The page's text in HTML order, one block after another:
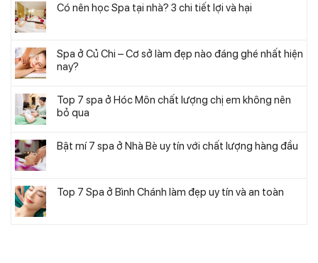
Có nên học Spa tại nhà? 3 chi tiết lợi và hại
Spa ở Củ Chi – Cơ sở làm đẹp nào đáng ghé nhất hiện
nay?
Top 7 spa ở Hóc Môn chất lượng chị em không nên
bỏ qua
Bật mí 7 spa ở Nhà Bè uy tín với chất lượng hàng đầu
Top 7 Spa ở Bình Chánh làm đẹp uy tín và an toàn